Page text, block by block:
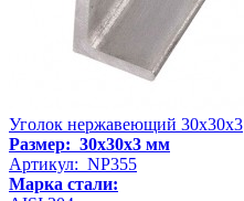
Уголок нержавеющий 30х30х3
Размер: 30х30х3 мм
Артикул: NP355
Марка стали: